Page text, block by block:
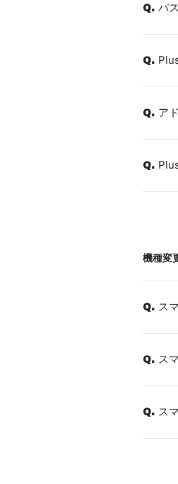
Q. パ
Q.
Q. ア
Q.
機種変
Q. ス
Q. ス
Q. ス